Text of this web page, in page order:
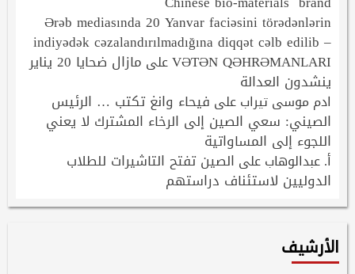
Ərəb mediasında 20 Yanvar faciəsini törədənlərin
indiyədək cəzalandırılmadığına diqqət cəlb edilib –
VƏTƏN QƏHRƏMANLARIعلى مازال ضحايا 20 يناير
ينشدون العدالة
ادم موسى تيرابعلى فيحاء وانغ تكتب … الرئيس
الصيني: سعي الصين إلى الرخاء المشترك لا يعني
اللجوء إلى المساواتية
أ. عبدالوهابعلى الصين تفتح التاشيرات للطلاب
الدوليين لاستئناف دراستهم
الأرشيف